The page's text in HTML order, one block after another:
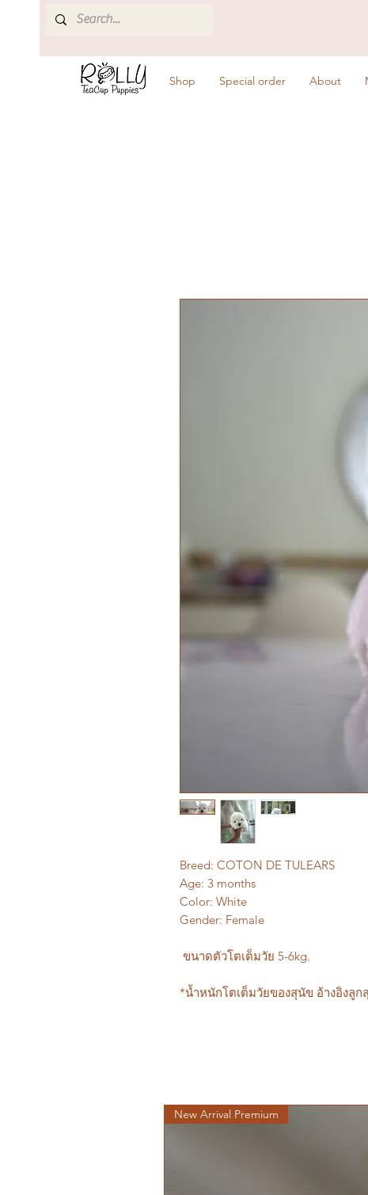
Shop Special order About
Breed: COTON DE TULEARS
Age: 3 months
Color: White
Gender: Female
ขนาดตัวโตเต็มวัย 5-6kg.
*น้ำหนักโตเต็มวัยของสุนัข อ้างอิงลู
New Arrival Premium